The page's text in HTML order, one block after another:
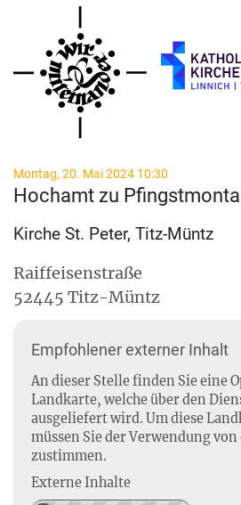
Zum Inhalt springen
Montag, 20. Mai 2024 10:30
Hochamt zu
Kirche St. Peter, Titz-Müntz
Raiffeisenstraße
52445 Titz-Müntz
Empfohlener externer Inhalt
An dieser Stelle finden Sie eine
Landkarte, welche über den
ausgeliefert wird. Um diese
müssen Sie der Verwendung
zustimmen.
Externe Inhalte